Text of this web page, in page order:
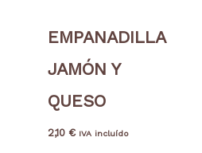
EMPANADILLA
JAMÓN Y
QUESO
2,10 € IVA incluído